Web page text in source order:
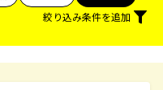
絞り込み条件を追加